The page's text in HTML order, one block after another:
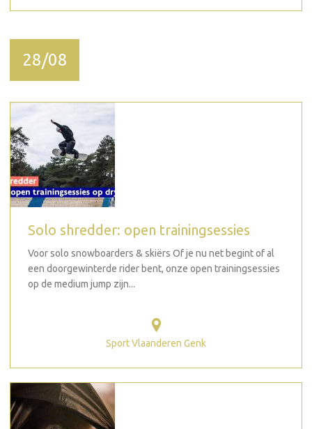
28/08
Solo shredder: open trainingsessies
Voor solo snowboarders & skiërs Of je nu net begint of al
een doorgewinterde rider bent, onze open trainingsessies
op de medium jump zijn...
Sport Vlaanderen Genk